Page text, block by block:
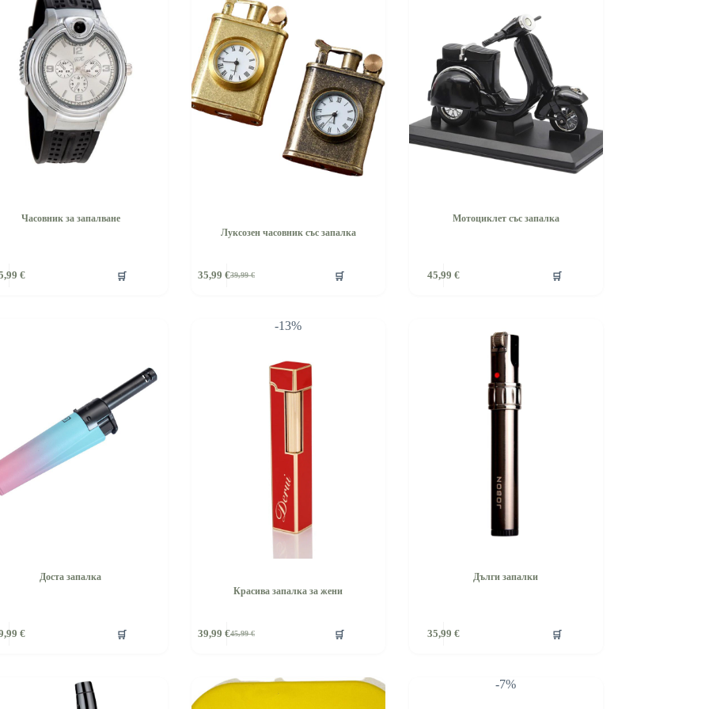
Часовник за запалване
€ 🛒
Луксозен часовник със запалка
39,99€
Original
35,99€
Текущата
🛒
Мотоциклет със запалка
45,99€ 🛒
Доста запалка
€ 🛒
-13%
Красива запалка за жени
45,99€
Original
45,99 €.
39,99€
Текущата
39,99 €.
🛒
Дълги запалки
35,99€ 🛒
-7%